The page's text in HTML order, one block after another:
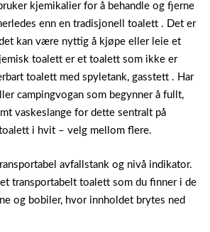
kjemikalier for å behandle og fjerne
enn en tradisjonell toalett . Det er
kan være nyttig å kjøpe eller leie et
toalett er et toalett som ikke er
toalett med spyletank, gasstett . Har
campingvogan som begynner å fullt,
vaskeslange for dette sentralt på
i hvit – velg mellom flere.
avfallstank og nivå indikator.
transportabelt toalett som du finner i de
og bobiler, hvor innholdet brytes ned